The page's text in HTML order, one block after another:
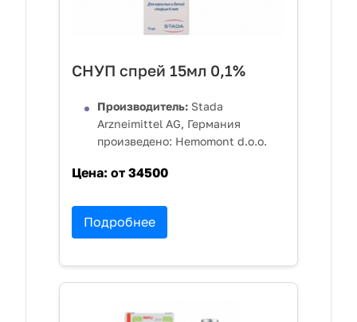
СНУП спрей 15мл 0,1%
Производитель: Stada
Arzneimittel AG, Германия
произведено: Hemomont d.o.o.
Цена: от 34500
Подробнее